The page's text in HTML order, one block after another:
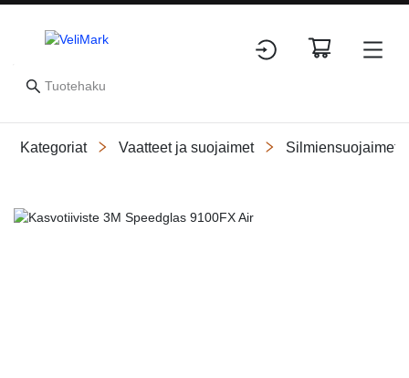
Kategoriat Vaatteet ja suojaimet Silmiensuojaimet
Slide 1 of 1